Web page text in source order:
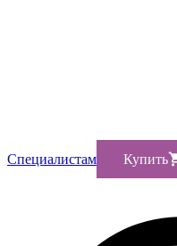
Cпециалистам Купить